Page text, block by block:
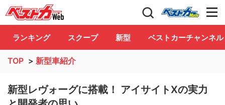
自動車情報誌「ベストカー」 Club
ランキング スクープ 新型 ベストカーチャンネル
TOP > 新型車紹介
新型レヴォーグに搭載！ アイサイトXの実力